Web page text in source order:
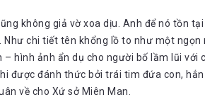
không giả vờ xoa dịu. Anh để nó tồn
Như chi tiết tên khổng lồ to như một ngọn
hình ảnh ẩn dụ cho người bố lầm lũi với
được đánh thức bởi trái tim đứa con,